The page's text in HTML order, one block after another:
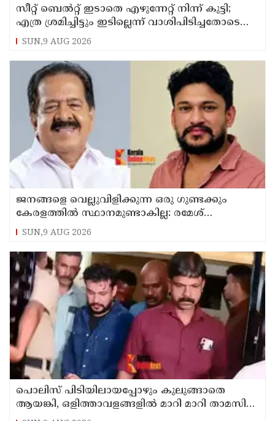
സീറ്റ് ബെല്‍റ്റ് ഇടാതെ എഴുന്നേറ്റ് നിന്ന് കുട്ടി;
എത്ര ശ്രമിച്ചിട്ടും ഇടില്ലെന്ന് വാശിപിടിച്ചതോടെ
വിമാനം റദ്ദാക്കി
SUN,9 AUG 2026
ജനങ്ങളെ വെല്ലുവിളിക്കുന്ന ഒരു ഗുണ്ടക്കും
കേരളത്തില്‍ സ്ഥാനമുണ്ടാകില്ല: രമേശ്
ചെന്നിത്തല
SUN,9 AUG 2026
പൊലിസ് പിടിയിലായപ്പോഴും കുലുങ്ങാതെ
ആയങ്കി, ഒളിത്താവളങ്ങളില്‍ മാറി മാറി താമസിച്ച്
കണ്ണൂരിലെ ക്വട്ടേഷന്‍ നേതാവ്